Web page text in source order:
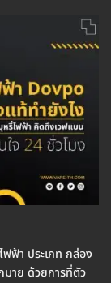
ฟ้า ประเภท กล่อง
มาย ด้วยการที่ตัว